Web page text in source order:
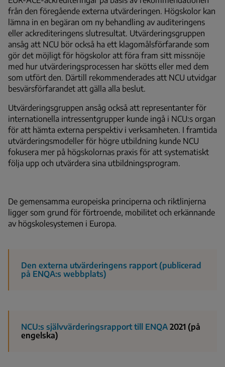
från den föregående externa utvärderingen. Högskolor kan
lämna in en begäran om ny behandling av auditeringens
eller ackrediteringens slutresultat. Utvärderingsgruppen
ansåg att NCU bör också ha ett klagomålsförfarande som
gör det möjligt för högskolor att föra fram sitt missnöje
med hur utvärderingsprocessen har skötts eller med dem
som utfört den. Därtill rekommenderades att NCU utvidgar
besvärsförfarandet att gälla alla beslut.
Utvärderingsgruppen ansåg också att representanter för
internationella intressentgrupper kunde ingå i NCU:s organ
för att hämta externa perspektiv i verksamheten. I framtida
utvärderingsmodeller för högre utbildning kunde NCU
fokusera mer på högskolornas praxis för att systematiskt
följa upp och utvärdera sina utbildningsprogram.
De gemensamma europeiska principerna och riktlinjerna
ligger som grund för förtroende, mobilitet och erkännande
av högskolesystemen i Europa.
Den externa utvärderingens rapport (publicerad
på ENQA:s webbplats)
NCU:s självvärderingsrapport till ENQA 2021 (på
engelska)